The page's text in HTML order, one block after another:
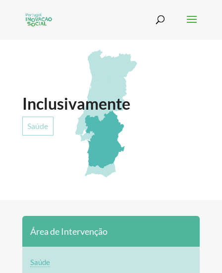
Inclusivamente
Saúde
Área de Intervenção
Saúde